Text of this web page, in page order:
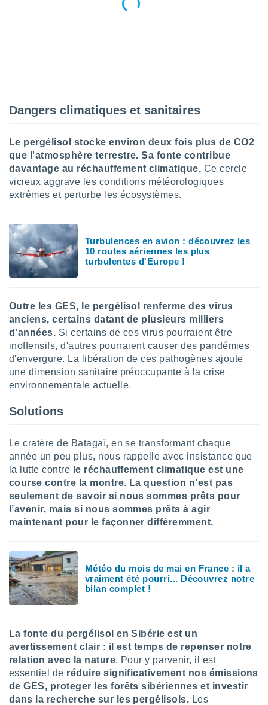
sur
limitées
la
créer
pour
des
profils
des
des
le
ou
de
les
utiliser
le
et
par
Dangers climatiques et sanitaires
Le pergélisol stocke environ deux fois plus de CO2
que l'atmosphère terrestre. Sa fonte contribue
davantage au réchauffement climatique. Ce cercle
vicieux aggrave les conditions météorologiques
extrêmes et perturbe les écosystèmes.
Turbulences en avion : découvrez les
10 routes aériennes les plus
turbulentes d'Europe !
Outre les GES, le pergélisol renferme des virus
anciens, certains datant de plusieurs milliers
d'années. Si certains de ces virus pourraient être
inoffensifs, d'autres pourraient causer des pandémies
d'envergure. La libération de ces pathogènes ajoute
une dimension sanitaire préoccupante à la crise
environnementale actuelle.
Solutions
Le cratère de Batagaï, en se transformant chaque
année un peu plus, nous rappelle avec insistance que
la lutte contre le réchauffement climatique est une
course contre la montre. La question n’est pas
seulement de savoir si nous sommes prêts pour
l’avenir, mais si nous sommes prêts à agir
maintenant pour le façonner différemment.
Météo du mois de mai en France : il a
vraiment été pourri... Découvrez notre
bilan complet !
La fonte du pergélisol en Sibérie est un
avertissement clair : il est temps de repenser notre
relation avec la nature. Pour y parvenir, il est
essentiel de réduire significativement nos émissions
de GES, proteger les forêts sibériennes et investir
dans la recherche sur les pergélisols. Les